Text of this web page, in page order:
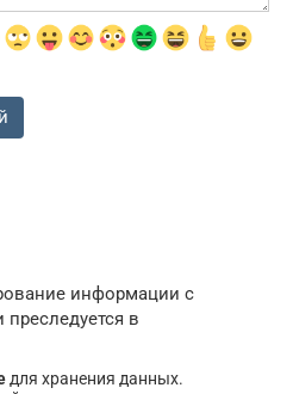
информации с
преследуется в
для хранения данных.